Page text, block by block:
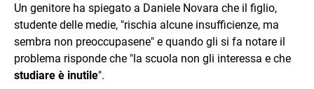
Un genitore ha spiegato a Daniele Novara che il figlio,
studente delle medie, "rischia alcune insufficienze, ma
sembra non preoccupasene" e quando gli si fa notare il
problema risponde che "la scuola non gli interessa e che
studiare è inutile".